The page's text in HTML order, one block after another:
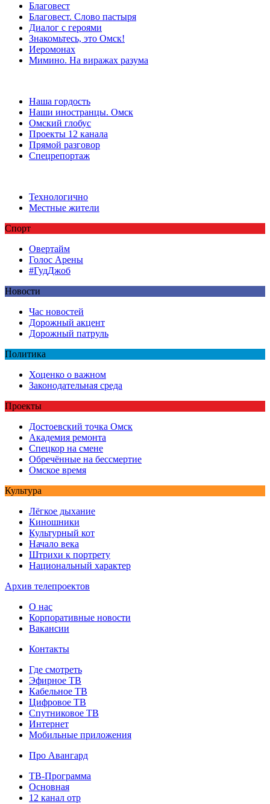
Благовест
Благовест. Слово пастыря
Диалог с героями
Знакомьтесь, это Омск!
Иеромонах
Мимино. На виражах разума
Наша гордость
Наши иностранцы. Омск
Омский глобус
Проекты 12 канала
Прямой разговор
Спецрепортаж
Технологично
Местные жители
Спорт
Овертайм
Голос Арены
#ГудДжоб
Новости
Час новостей
Дорожный акцент
Дорожный патруль
Политика
Хоценко о важном
Законодательная среда
Проекты
Достоевский точка Омск
Академия ремонта
Спецкор на смене
Обречённые на бессмертие
Омское время
Культура
Лёгкое дыхание
Киношники
Культурный кот
Начало века
Штрихи к портрету
Национальный характер
Архив телепроектов
О нас
Корпоративные новости
Вакансии
Контакты
Где смотреть
Эфирное ТВ
Кабельное ТВ
Цифровое ТВ
Спутниковое ТВ
Интернет
Мобильные приложения
Про Авангард
ТВ-Программа
Основная
12 канал отр